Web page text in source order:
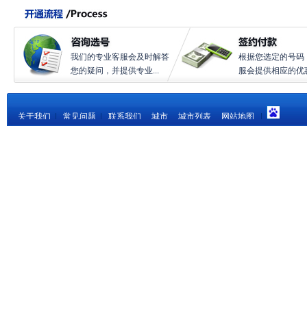
我们的专业客服会及时解答
您的疑问，并提供专业...
根据您选定的号码
服会提供相应的优
关于我们 常见问题 联系我们 城市 城市列表 网站地图